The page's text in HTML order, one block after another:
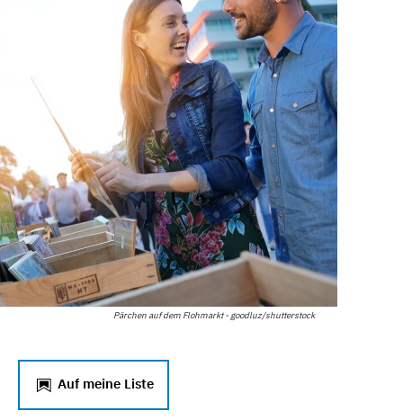
Pärchen auf dem Flohmarkt - goodluz/shutterstock
Auf meine Liste